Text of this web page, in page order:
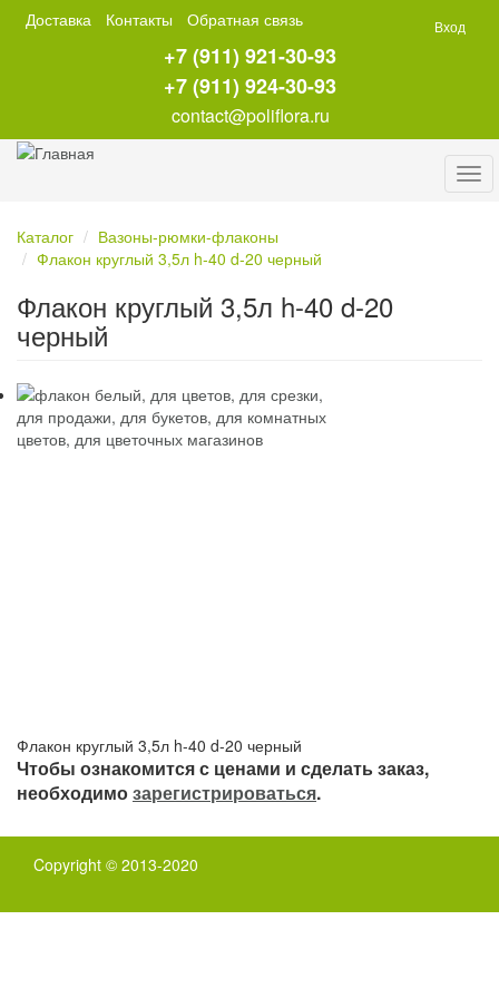
Перейти
Доставка Контакты Обратная связь
+7 (911) 921-30-93
+7 (911) 924-30-93
contact@poliflora.ru
Вход
Каталог
Вазоны-рюмки-флаконы
Флакон круглый 3,5л h-40 d-20 черный
Флакон круглый 3,5л h-40 d-20
черный
Флакон круглый 3,5л h-40 d-20 черный
Чтобы ознакомится с ценами и сделать заказ,
необходимозарегистрироваться.
Copyright © 2013-2020